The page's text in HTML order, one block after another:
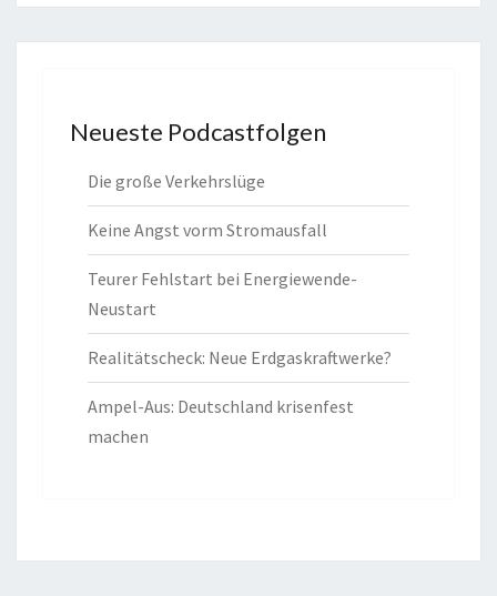
Neueste Podcastfolgen
Die große Verkehrslüge
Keine Angst vorm Stromausfall
Teurer Fehlstart bei Energiewende-
Neustart
Realitätscheck: Neue Erdgaskraftwerke?
Ampel-Aus: Deutschland krisenfest
machen